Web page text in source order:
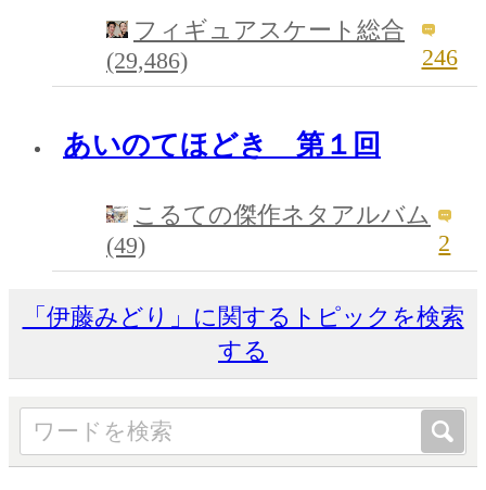
フィギュアスケート総合
(29,486)
246
あいのてほどき 第１回
こるての傑作ネタアルバム
(49)
2
「伊藤みどり」に関するトピックを検索
する